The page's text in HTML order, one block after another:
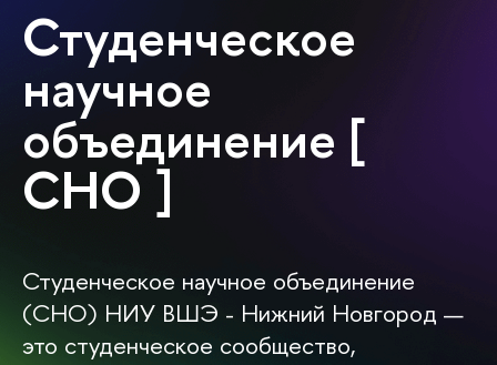
Студенческое
научное
объединение [
СНО ]
Студенческое научное объединение
(СНО) НИУ ВШЭ - Нижний Новгород —
это студенческое сообщество,